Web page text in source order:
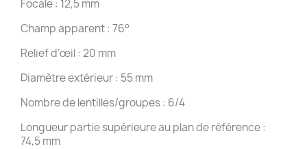
Focale : 12,5 mm
Champ apparent : 76°
Relief d’œil : 20 mm
Diamètre extérieur : 55 mm
Nombre de lentilles/groupes : 6/4
Longueur partie supérieure au plan de référence :
74,5 mm